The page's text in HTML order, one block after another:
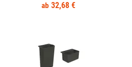
32,68 €